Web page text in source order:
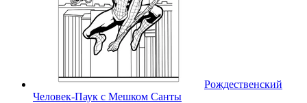
Рождественский
Человек-Паук с Мешком Санты